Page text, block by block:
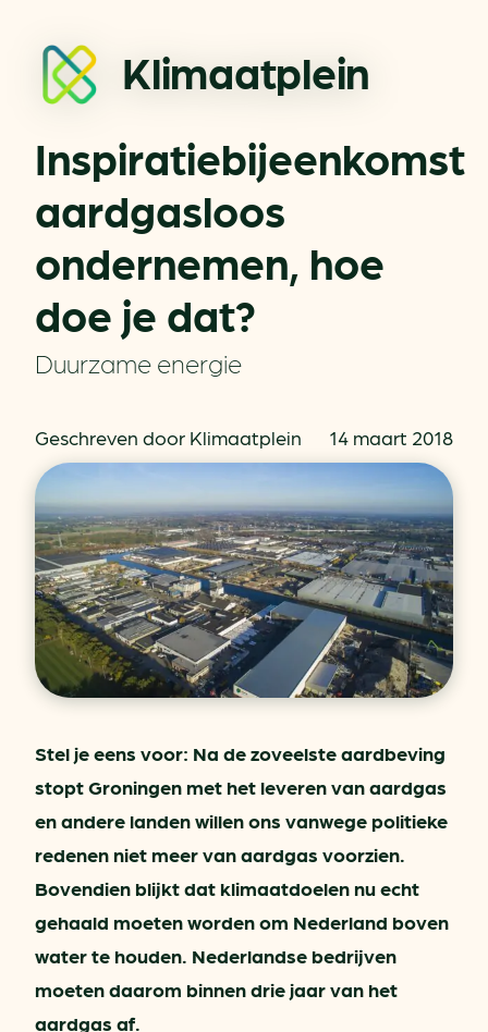
Klimaatplein
Inspiratiebijeenkomst
aardgasloos
ondernemen, hoe
doe je dat?
Duurzame energie
Geschreven door Klimaatplein 14 maart 2018
Stel je eens voor: Na de zoveelste aardbeving
stopt Groningen met het leveren van aardgas
en andere landen willen ons vanwege politieke
redenen niet meer van aardgas voorzien.
Bovendien blijkt dat klimaatdoelen nu echt
gehaald moeten worden om Nederland boven
water te houden. Nederlandse bedrijven
moeten daarom binnen drie jaar van het
aardgas af.